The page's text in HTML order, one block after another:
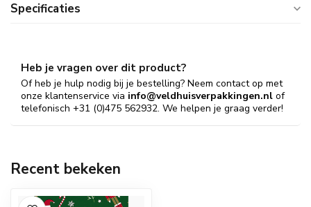
Specificaties
Heb je vragen over dit product?
Of heb je hulp nodig bij je bestelling? Neem contact op met
onze klantenservice via info@veldhuisverpakkingen.nl of
telefonisch +31 (0)475 562932. We helpen je graag verder!
Recent bekeken